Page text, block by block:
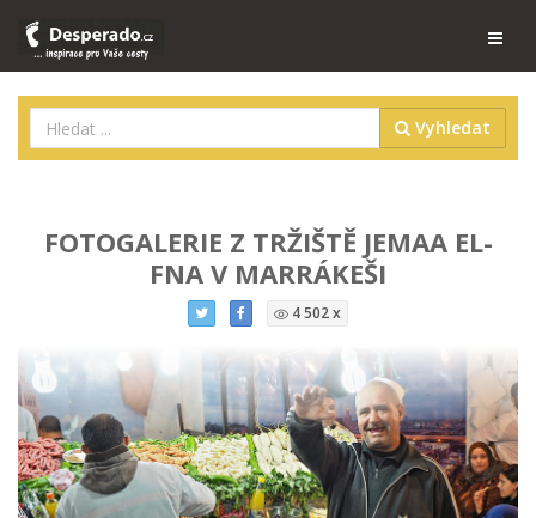
Vyhledat
FOTOGALERIE Z TRŽIŠTĚ JEMAA EL-
FNA V MARRÁKEŠI
4 502 x